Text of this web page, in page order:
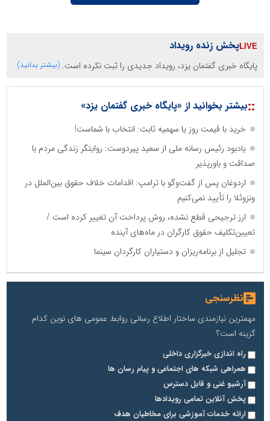
پخش زنده رویداد
پایگاه خبری گفتمان یزد، رویداد جدیدی را ثبت نکرده است. (بیشتر بدانید)
::بیشتر بخوانید از «پایگاه خبری گفتمان یزد»
خرید با قیمت روز یا سهمیه ثابت: انتخاب با شماست!
یادبود رئیس رسانه ملی از سعید پیردوست: روایتگر زندگی مردم با
صداقت و باورپذیر
اردوغان پس از گفت‌وگو با ترامپ: اقدامات خلاف حقوق بین‌الملل در
ونزوئلا را تأیید نمی‌کنیم
ارز ترجیحی قطع نشده، روش پرداخت آن تغییر کرده است /
تعیین‌تکلیف حقوق کارگران در ماه‌های آینده
تجلیل از برنامه‌ریزان و دستیاران کارگردان سینما
نظرسنجی
مهمترین نیازمندی ساختار اطلاع رسانی روابط عمومی های نوین کدام
گزینه است؟
راه اندازی خبرگزاری داخلی
همراهی شبکه های اجتماعی و پیام رسان ها
آرشیو غنی و قابل دسترس
پخش آنلاین تمامی رویدادها
ارائه خدمات آموزشی برای مخاطیان هدف